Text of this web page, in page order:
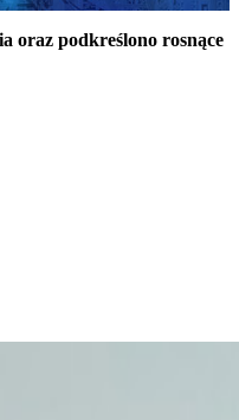
oraz podkreślono rosnące